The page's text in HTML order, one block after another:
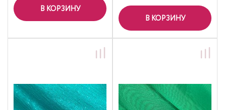
В КОРЗИНУ
В КОРЗИНУ